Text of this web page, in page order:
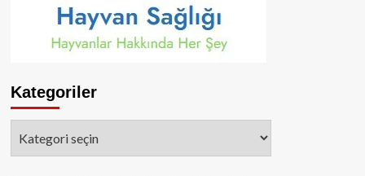
Kategoriler